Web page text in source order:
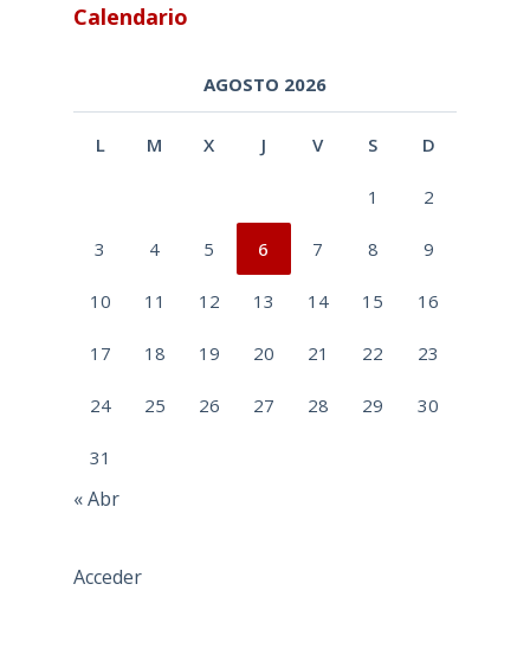
Calendario
AGOSTO 2026
L M X J V S D
1 2
3 4 5 6 7 8 9
10 11 12 13 14 15 16
17 18 19 20 21 22 23
24 25 26 27 28 29 30
31
« Abr
Acceder